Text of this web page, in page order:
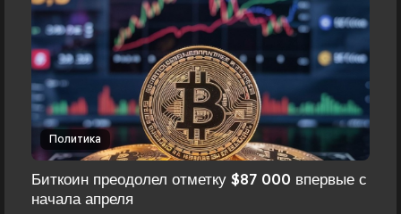
Политика
Биткоин преодолел отметку $87 000 впервые с
начала апреля